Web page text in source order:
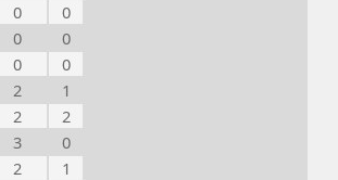
0
0
0
0
0
0
2
1
2
2
3
0
2
1